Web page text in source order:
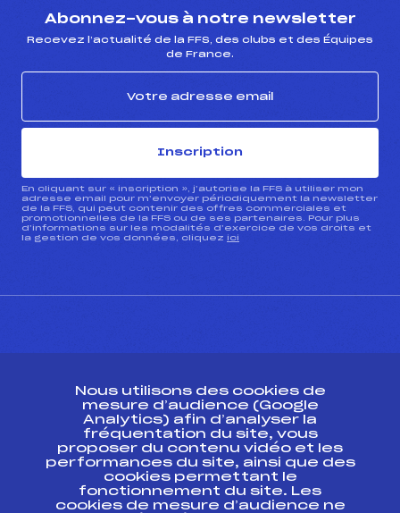
Abonnez-vous à notre newsletter
Recevez l’actualité de la FFS, des clubs et des Équipes
de France.
Inscription
En cliquant sur « inscription », j’autorise la FFS à utiliser mon
adresse email pour m’envoyer périodiquement la newsletter
de la FFS, qui peut contenir des offres commerciales et
promotionnelles de la FFS ou de ses partenaires. Pour plus
d’informations sur les modalités d’exercice de vos droits et
la gestion de vos données, cliquez ici
Ressources
Pass’Neige
Projet sportif fédéral
Projet de performance fédéral
Nous utilisons des cookies de
mesure d’audience (Google
Analytics) afin d’analyser la
fréquentation du site, vous
proposer du contenu vidéo et les
performances du site, ainsi que des
cookies permettant le
fonctionnement du site. Les
cookies de mesure d’audience ne